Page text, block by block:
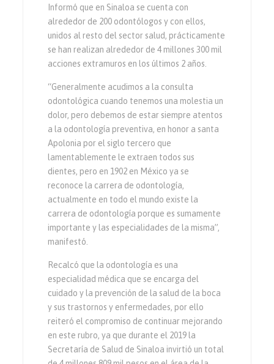
Informó que en Sinaloa se cuenta con
alrededor de 200 odontólogos y con ellos,
unidos al resto del sector salud, prácticamente
se han realizan alrededor de 4 millones 300 mil
acciones extramuros en los últimos 2 años.
“Generalmente acudimos a la consulta
odontológica cuando tenemos una molestia un
dolor, pero debemos de estar siempre atentos
a la odontología preventiva, en honor a santa
Apolonia por el siglo tercero que
lamentablemente le extraen todos sus
dientes, pero en 1902 en México ya se
reconoce la carrera de odontología,
actualmente en todo el mundo existe la
carrera de odontología porque es sumamente
importante y las especialidades de la misma”,
manifestó.
Recalcó que la odontología es una
especialidad médica que se encarga del
cuidado y la prevención de la salud de la boca
y sus trastornos y enfermedades, por ello
reiteró el compromiso de continuar mejorando
en este rubro, ya que durante el 2019 la
Secretaría de Salud de Sinaloa invirtió un total